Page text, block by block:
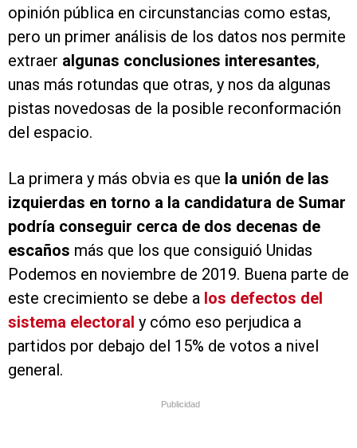
opinión pública en circunstancias como estas,
pero un primer análisis de los datos nos permite
extraer algunas conclusiones interesantes,
unas más rotundas que otras, y nos da algunas
pistas novedosas de la posible reconformación
del espacio.
La primera y más obvia es que la unión de las
izquierdas en torno a la candidatura de Sumar
podría conseguir cerca de dos decenas de
escaños más que los que consiguió Unidas
Podemos en noviembre de 2019. Buena parte de
este crecimiento se debe a los defectos del
sistema electoral y cómo eso perjudica a
partidos por debajo del 15% de votos a nivel
general.
Publicidad